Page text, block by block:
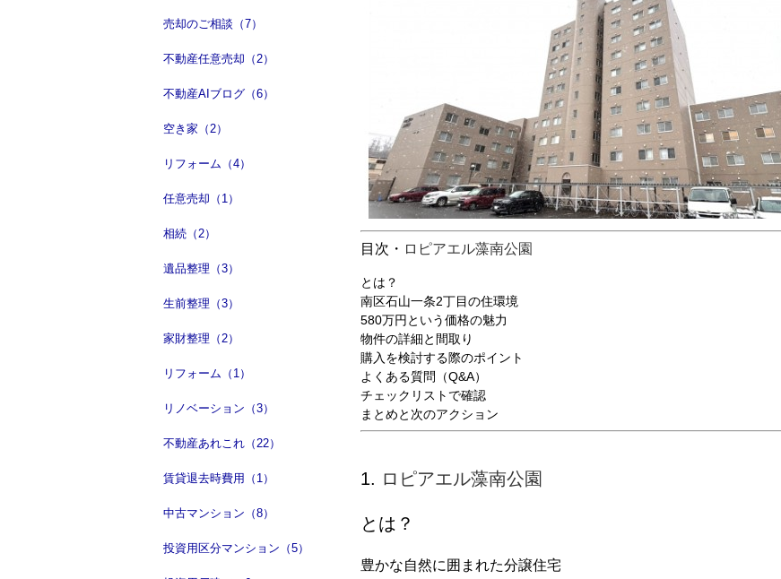
売却のご相談（7）
不動産任意売却（2）
不動産AIブログ（6）
空き家（2）
リフォーム（4）
任意売却（1）
相続（2）
遺品整理（3）
生前整理（3）
家財整理（2）
リフォーム（1）
リノベーション（3）
不動産あれこれ（22）
賃貸退去時費用（1）
中古マンション（8）
投資用区分マンション（5）
目次・ ロピアエル藻南公園
とは？
南区石山一条2丁目の住環境
580万円という価格の魅力
物件の詳細と間取り
購入を検討する際のポイント
よくある質問（Q&A）
チェックリストで確認
まとめと次のアクション
1. ロピアエル藻南公園
とは？
豊かな自然に囲まれた分譲住宅